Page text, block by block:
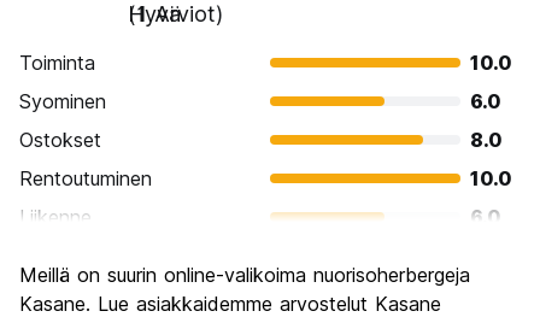
Hyvä
(1 Arviot)
Toiminta
10.0
Syominen
6.0
Ostokset
8.0
Rentoutuminen
10.0
Liikenne
6.0
Kulttuuri
Meillä on suurin online-valikoima nuorisoherbergeja
Kasane. Lue asiakkaidemme arvostelut Kasane